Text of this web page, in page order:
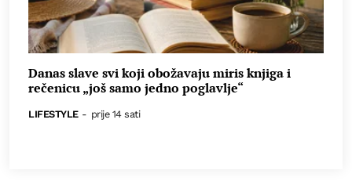
Danas slave svi koji obožavaju miris knjiga i
rečenicu „još samo jedno poglavlje“
LIFESTYLE - prije 14 sati